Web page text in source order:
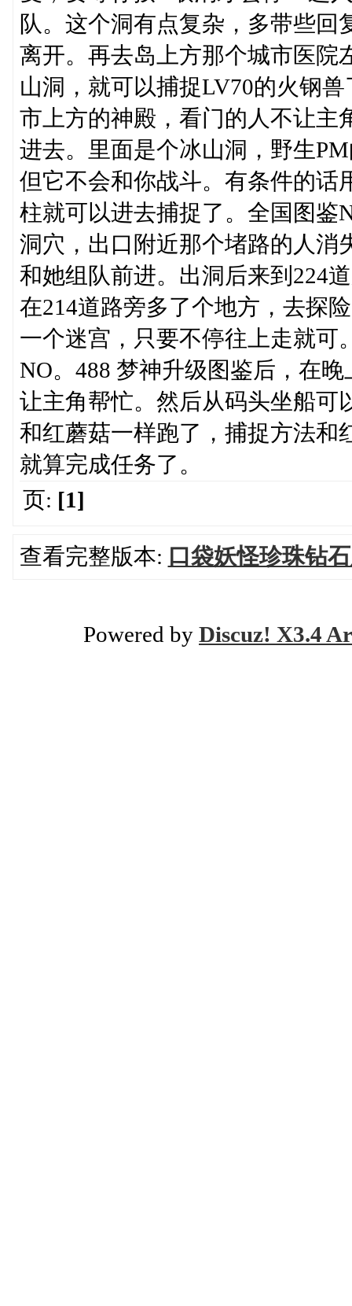
队。这个洞有点复杂，多带些
离开。再去岛上方那个城市医院
山洞，就可以捕捉LV70的火钢
市上方的神殿，看门的人不让主
进去。里面是个冰山洞，野生
但它不会和你战斗。有条件的话
柱就可以进去捕捉了。全国图鉴
洞穴，出口附近那个堵路的人消
和她组队前进。出洞后来到224
在214道路旁多了个地方，去探
一个迷宫，只要不停往上走就可
NO。488 梦神升级图鉴后，在
让主角帮忙。然后从码头坐船可
和红蘑菇一样跑了，捕捉方法和
就算完成任务了。
页: [1]
查看完整版本: 口袋妖怪珍珠钻
Powered by Discuz! X3.4